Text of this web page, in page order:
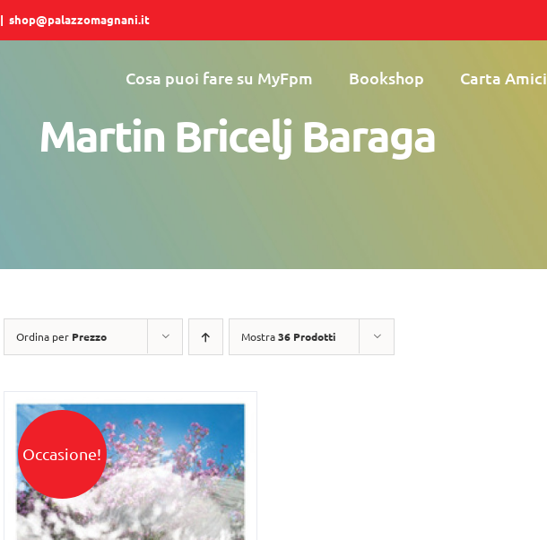
| shop@palazzomagnani.it
Cosa puoi fare su MyFpm Bookshop Carta Amici
Martin Bricelj Baraga
Ordina per Prezzo Mostra36 Prodotti
Occasione!